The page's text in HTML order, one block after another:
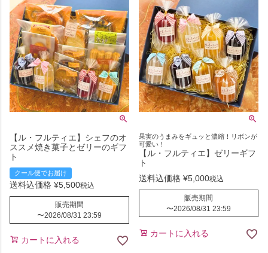
【ル・フルティエ】シェフのオ
ススメ焼き菓子とゼリーのギフ
ト
クール便でお届け
送料込価格 ¥5,500税込
販売期間
〜2026/08/31 23:59
カートに入れる
果実のうまみをギュッと濃縮！リボンが
可愛い！
【ル・フルティエ】ゼリーギフ
ト
送料込価格 ¥5,000税込
販売期間
〜2026/08/31 23:59
カートに入れる